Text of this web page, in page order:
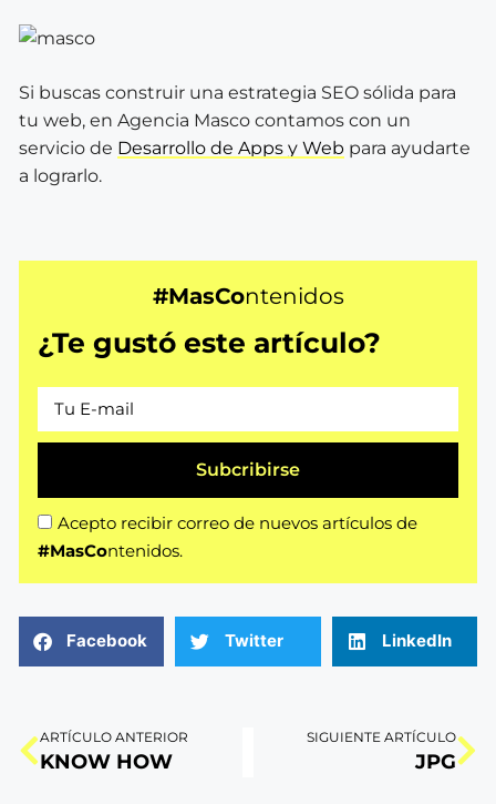
Si buscas construir una estrategia SEO sólida para
tu web, en Agencia Masco contamos con un
servicio de Desarrollo de Apps y Web para ayudarte
a lograrlo.
#MasContenidos
¿Te gustó este artículo?
Acepto recibir correo de nuevos artículos de
#MasContenidos.
Subcribirse
Facebook Twitter LinkedIn
ARTÍCULO ANTERIOR
KNOW HOW
SIGUIENTE ARTÍCULO
JPG